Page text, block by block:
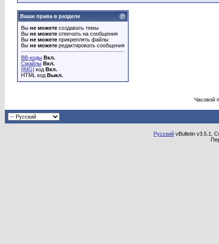
Ваши права в разделе
Вы не можете создавать темы
Вы не можете отвечать на сообщения
Вы не можете прикреплять файлы
Вы не можете редактировать сообщения
BB-коды Вкл.
Смайлы Вкл.
[IMG] код Вкл.
HTML код Выкл.
Часовой
Русский vBulletin v3.5.1,